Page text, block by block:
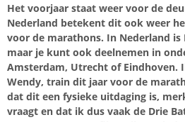
Het voorjaar staat weer voor de
Nederland betekent dit ook weer
voor de marathons. In Nederland
maar je kunt ook deelnemen in
Amsterdam, Utrecht of Eindhoven.
Wendy, train dit jaar voor de
dat dit een fysieke uitdaging is,
vraagt en dat ik dus vaak de Drie